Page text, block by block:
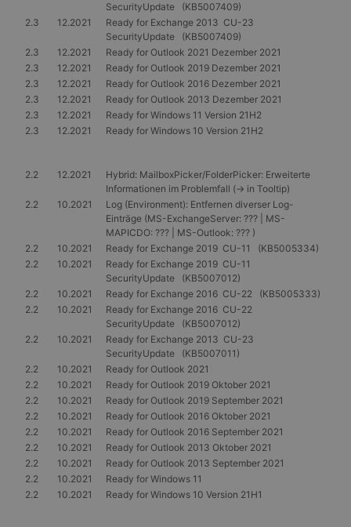
SecurityUpdate (KB5007409)
2.3
12.2021
Ready for Exchange 2013 CU-23
SecurityUpdate (KB5007409)
2.3
12.2021
Ready for Outlook 2021 Dezember 2021
2.3
12.2021
Ready for Outlook 2019 Dezember 2021
2.3
12.2021
Ready for Outlook 2016 Dezember 2021
2.3
12.2021
Ready for Outlook 2013 Dezember 2021
2.3
12.2021
Ready for Windows 11 Version 21H2
2.3
12.2021 Ready for Windows 10 Version 21H2
2.2 12.2021
Hybrid: MailboxPicker/FolderPicker: Erweiterte
Informationen im Problemfall (-> in Tooltip)
2.2
10.2021
Log (Environment): Entfernen diverser Log-
Einträge (MS-ExchangeServer: ??? | MS-
MAPICDO: ??? | MS-Outlook: ??? )
2.2
10.2021
Ready for Exchange 2019 CU-11 (KB5005334)
2.2
10.2021
Ready for Exchange 2019 CU-11
SecurityUpdate (KB5007012)
2.2
10.2021
Ready for Exchange 2016 CU-22 (KB5005333)
2.2
10.2021
Ready for Exchange 2016 CU-22
SecurityUpdate (KB5007012)
2.2
10.2021
Ready for Exchange 2013 CU-23
SecurityUpdate (KB5007011)
2.2
10.2021
Ready for Outlook 2021
2.2
10.2021
Ready for Outlook 2019 Oktober 2021
2.2
10.2021
Ready for Outlook 2019 September 2021
2.2
10.2021
Ready for Outlook 2016 Oktober 2021
2.2
10.2021
Ready for Outlook 2016 September 2021
2.2
10.2021
Ready for Outlook 2013 Oktober 2021
2.2
10.2021
Ready for Outlook 2013 September 2021
2.2
10.2021
Ready for Windows 11
2.2
10.2021 Ready for Windows 10 Version 21H1